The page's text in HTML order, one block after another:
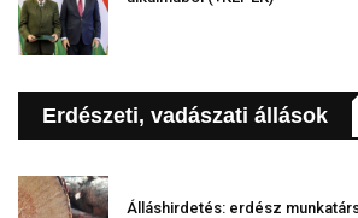
Erdészeti, vadászati állások
Álláshirdetés: erdész